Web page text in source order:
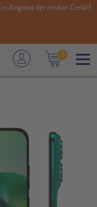
0
Angebot der medion GmbH